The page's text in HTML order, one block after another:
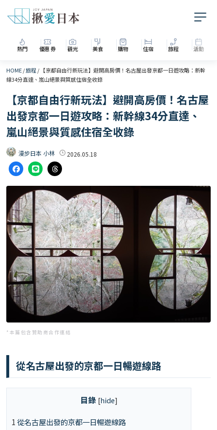
熱門 優惠券 觀光 美食 購物 住宿 旅程 活動
HOME/旅程 / 【京都自由行新玩法】避開高房價！名古屋出發京都一日遊攻略：新幹
線34分直達、嵐山絕景與質感住宿全收錄
【京都自由行新玩法】避開高房價！名古屋
出發京都一日遊攻略：新幹線34分直達、
嵐山絕景與質感住宿全收錄
漫步日本 小林 2026.05.18
*本篇包含贊助商合作連結
從名古屋出發的京都一日暢遊線路
目錄 [hide]
1從名古屋出發的京都一日暢遊線路